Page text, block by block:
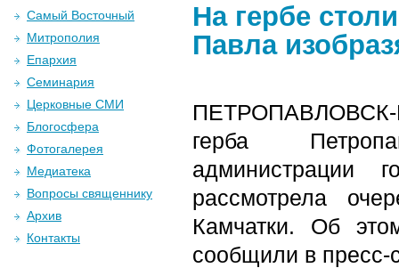
На гербе
Павла
ПЕТРОПАВЛОВСК-
герба
администрации
рассмотрела
Камчатки. Об
сообщили в пресс-
Самый Восточный
Митрополия
Епархия
Семинария
Церковные СМИ
Блогосфера
Фотогалерея
Медиатека
Вопросы священнику
Архив
Контакты